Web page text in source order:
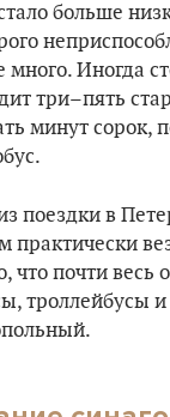
больше
много. Иногда
три–пять
минут сорок,
поездки в
практически
что почти весь
троллейбусы